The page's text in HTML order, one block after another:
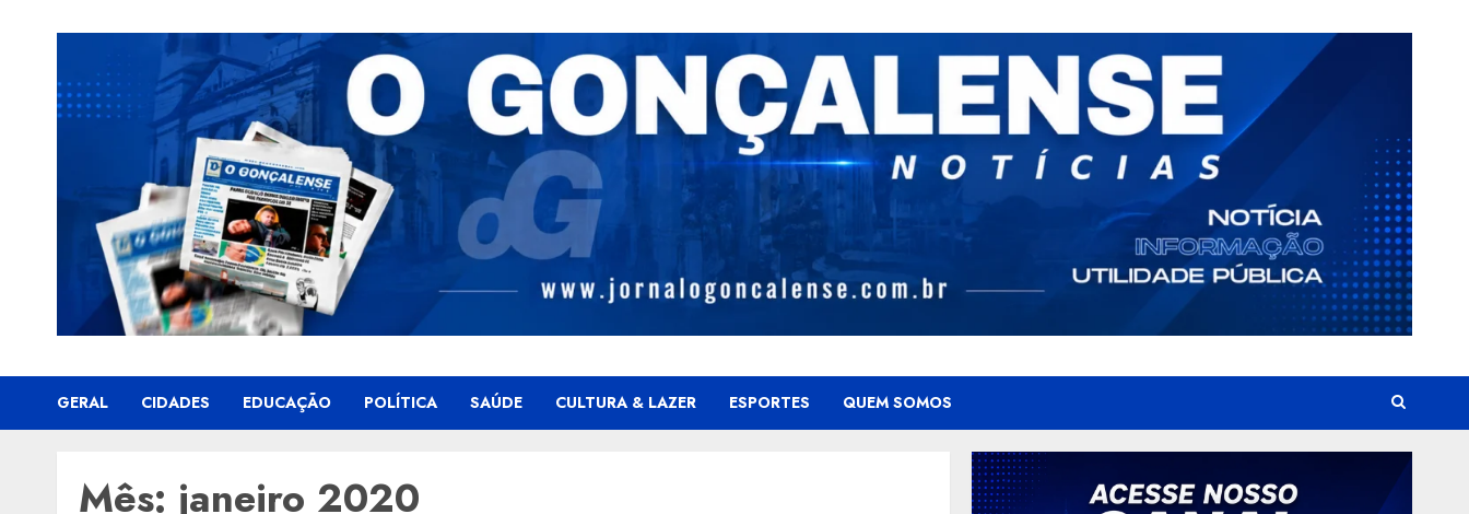
GERAL CIDADES EDUCAÇÃO POLÍTICA SAÚDE CULTURA & LAZER ESPORTES QUEM SOMOS
Mês: janeiro 2020